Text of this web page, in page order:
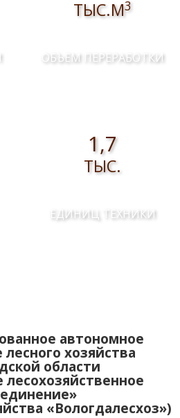
ТЫС.М3
ОБЪЕМ ПЕРЕРАБОТКИ
1,7
ТЫС.
ЕДИНИЦ ТЕХНИКИ
автономное
хозяйства
области
лесохозяйственное
«Вологдалесхоз»)